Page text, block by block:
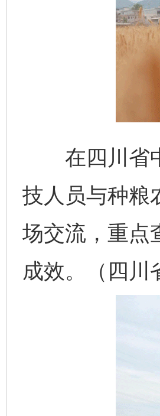
在四川省中
技人员与种粮
场交流，重点
成效。（四川